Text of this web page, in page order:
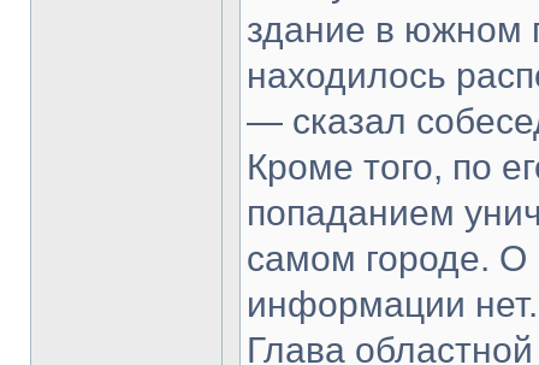
здание в южном
находилось
— сказал
Кроме того, по
попаданием
самом городе. О
информации нет.
Глава